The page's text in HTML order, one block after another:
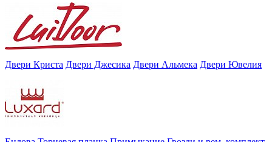
Двери Криста Двери Джесика Двери Альмека Двери Ювелия